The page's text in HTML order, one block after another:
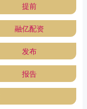
提前
融亿配资
发布
报告